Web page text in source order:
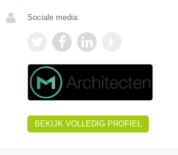
Sociale media:
BEKIJK VOLLEDIG PROFIEL